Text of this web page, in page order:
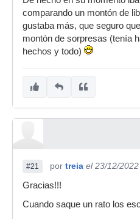
comparando un montón de
gustaba más, que seguro
montón de sorpresas (tenía
hechos y todo)
#21 por treia el 23/12/2022
Gracias!!!
Cuando saque un rato los